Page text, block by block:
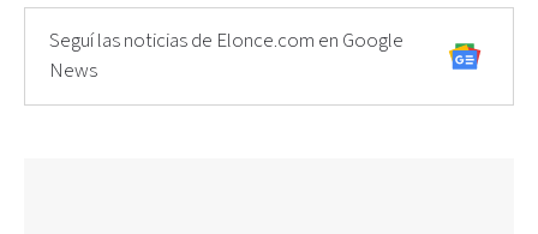
Seguí las noticias de Elonce.com en Google
News